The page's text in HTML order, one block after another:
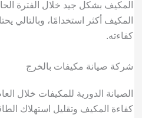
المكيف بشكل جيد خلال الفترة
المكيف أكثر استخدامًا، وبالتالي
كفاءته.
شركة صيانة مكيفات بالخرج
الصيانة الدورية للمكيفات خلال
كفاءة المكيف وتقليل استهلاك